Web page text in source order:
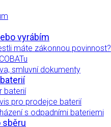
vyrábím
máte zákonnou povinnost?
smluvní dokumenty
baterií
pro prodejce baterií
s odpadními bateriemi
sběru